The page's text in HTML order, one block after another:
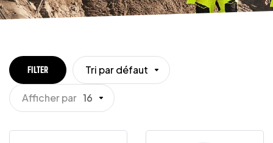
FILTER Tri par défaut
Afficher par 16